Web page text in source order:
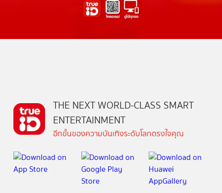
THE NEXT WORLD-CLASS SMART
ENTERTAINMENT
อีกขั้นของความบันเทิงระดับโลกตรงใจคุณ